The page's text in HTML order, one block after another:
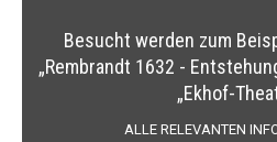
Besucht werden zum
„Rembrandt 1632 -
„Ekhof-
ALLE RELEVANTEN